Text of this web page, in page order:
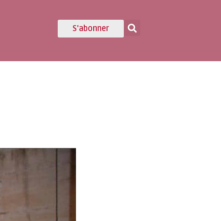
S'abonner